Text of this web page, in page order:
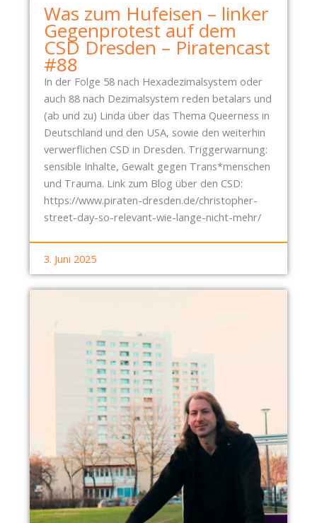
Was zum Hufeisen – linker
Gegenprotest auf dem
CSD Dresden – Piratencast
#88
In der Folge 58 nach Hexadezimalsystem oder
auch 88 nach Dezimalsystem reden betalars und
(ab und zu) Linda über das Thema Queerness in
Deutschland und den USA, sowie den weiterhin
verwerflichen CSD in Dresden. Triggerwarnung:
sensible Inhalte, Gewalt gegen Trans*menschen
und Trauma. Link zum Blog über den CSD:
https://www.piraten-dresden.de/christopher-
street-day-so-relevant-wie-lange-nicht-mehr/
3. Juni 2025